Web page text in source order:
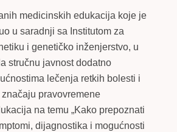
medicinskih edukacija koje je
u saradnji sa Institutom za
i genetičko inženjerstvo, u
stručnu javnost dodatno
lečenja retkih bolesti i
pravovremene
na temu „Kako prepoznati
dijagnostika i mogućnosti